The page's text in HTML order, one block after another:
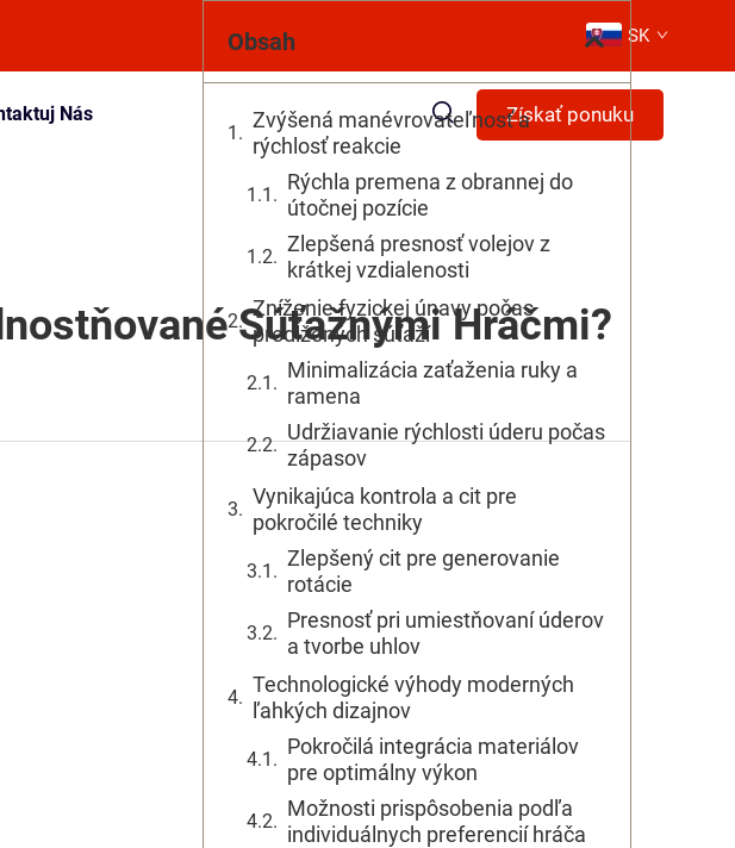
SK
Nás Získať ponuku
Súťažnými Hráčmi?
Obsah
Zvýšená manévrovateľnosť a
rýchlosť reakcie
Rýchla premena z obrannej do
útočnej pozície
Zlepšená presnosť volejov z
krátkej vzdialenosti
Zníženie fyzickej únavy počas
predĺžených súťaží
Minimalizácia zaťaženia ruky a
ramena
Udržiavanie rýchlosti úderu počas
zápasov
Vynikajúca kontrola a cit pre
pokročilé techniky
Zlepšený cit pre generovanie
rotácie
Presnosť pri umiestňovaní úderov
a tvorbe uhlov
Technologické výhody moderných
ľahkých dizajnov
Pokročilá integrácia materiálov
pre optimálny výkon
Možnosti prispôsobenia podľa
individuálnych preferencií hráča